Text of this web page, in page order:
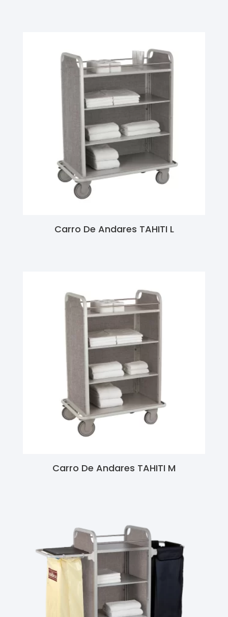
Carro De Andares TAHITI L
Carro De Andares TAHITI M